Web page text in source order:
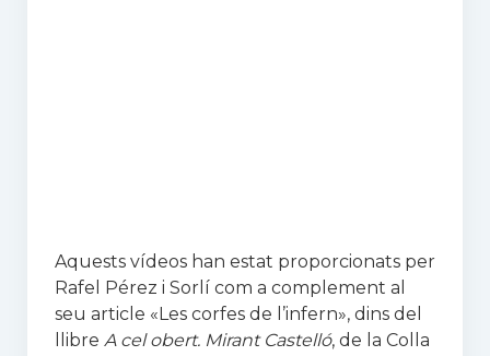
Activitats
Altres escrits
Aquests vídeos han estat proporcionats per
Rafel Pérez i Sorlí com a complement al
seu article «Les corfes de l’infern», dins del
llibre A cel obert. Mirant Castelló, de la Colla